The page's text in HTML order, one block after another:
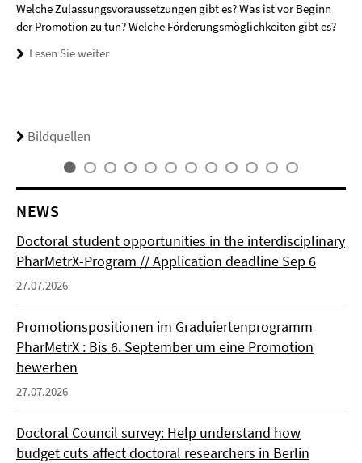
Welche Zulassungsvoraussetzungen gibt es? Was ist vor Beginn
der Promotion zu tun? Welche Förderungsmöglichkeiten gibt es?
Lesen Sie weiter
Bildquellen
NEWS
Doctoral student opportunities in the interdisciplinary
PharMetrX-Program // Application deadline Sep 6
27.07.2026
Promotionspositionen im Graduiertenprogramm
PharMetrX : Bis 6. September um eine Promotion
bewerben
27.07.2026
Doctoral Council survey: Help understand how
budget cuts affect doctoral researchers in Berlin